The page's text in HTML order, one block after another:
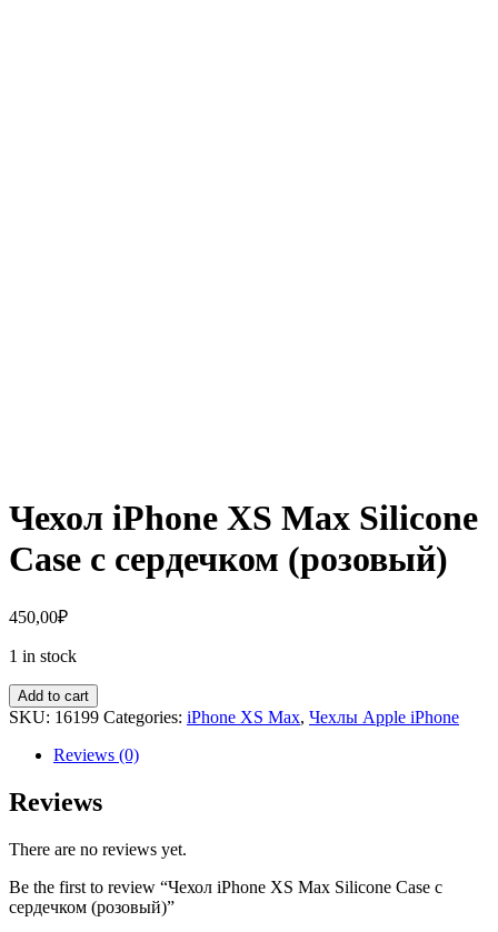
Чехол iPhone XS Max Silicone
Case с сердечком (розовый)
450,00₽
1 in stock
Add to cart
SKU: 16199 Categories: iPhone XS Max, Чехлы Apple iPhone
Reviews (0)
Reviews
There are no reviews yet.
Be the first to review “Чехол iPhone XS Max Silicone Case с
сердечком (розовый)”